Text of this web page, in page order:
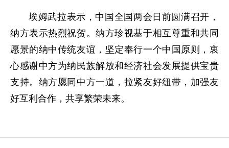
埃姆武拉表示，中国全国两会日前圆满召开，
纳方表示热烈祝贺。纳方珍视基于相互尊重和共同
愿景的纳中传统友谊，坚定奉行一个中国原则，衷
心感谢中方为纳民族解放和经济社会发展提供宝贵
支持。纳方愿同中方一道，拉紧友好纽带，加强友
好互利合作，共享繁荣未来。